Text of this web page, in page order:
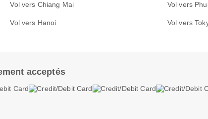
Vol vers Chiang Mai Vol vers
Vol vers Hanoi Vol vers
acceptés